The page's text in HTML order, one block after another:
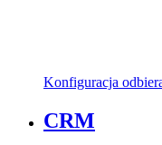
Konfiguracja
CRM